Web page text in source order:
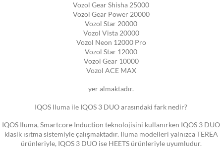
Vozol Gear Shisha 25000
Vozol Gear Power 20000
Vozol Star 20000
Vozol Vista 20000
Vozol Neon 12000 Pro
Vozol Star 12000
Vozol Gear 10000
Vozol ACE MAX
yer almaktadır.
IQOS Iluma ile IQOS 3 DUO arasındaki fark nedir?
IQOS Iluma, Smartcore Induction teknolojisini kullanırken IQOS 3 DUO
klasik ısıtma sistemiyle çalışmaktadır. Iluma modelleri yalnızca TEREA
ürünleriyle, IQOS 3 DUO ise HEETS ürünleriyle uyumludur.